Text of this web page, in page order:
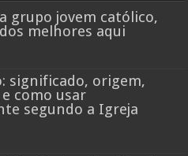
grupo jovem católico,
melhores aqui
significado, origem,
como usar
segundo a Igreja